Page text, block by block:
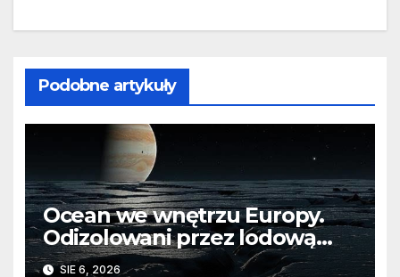
Podobne artykuły
Ocean we wnętrzu Europy.
Odizolowani przez lodową
barierę
SIE 6, 2026